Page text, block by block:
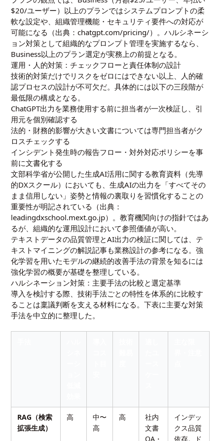
$20/ユーザー）以上のプランではシステムプロンプトの柔
軟な設定や、組織管理機能・セキュリティ要件への対応が
可能になる（出典：chatgpt.com/pricing/）。ハルシネーシ
ョン対策として組織的なプロンプト管理を実施するなら、
Business以上のプラン選定が実務上の前提となる。
運用・人的対策：チェックフローと責任体制の設計
技術的対策だけでリスクをゼロにはできない以上、人的確
認プロセスの設計が不可欠だ。具体的には以下の三段階が
最低限の構成となる。
ChatGPT出力を業務使用する前に担当者が一次検証し、引
用元を個別確認する
法的・財務的影響が大きい文書については専門担当者がク
ロスチェックする
インシデント発生時の報告フロー・対外対応ポリシーを事
前に文書化する
文部科学省が公開した生成AI活用に関する教育資料（先導
的DXスクール）においても、生成AIの出力を「すべてその
まま信用しない」姿勢と情報の裏取りを習慣化することの
重要性が明記されている（出典：
leadingdxschool.mext.go.jp）。教育機関向けの指針ではあ
るが、組織的な運用設計において参照価値が高い。
テキストデータの品質管理とAI出力の検証に関しては、 テ
キストマイニングの解説記事も業務設計の参考になる。強
化学習を用いたモデルの継続的改善手法の背景を知るには
強化学習の概要が基礎を整理している。
ハルシネーション対策：主要手法の比較と選定基準
導入を検討する際、技術手法ごとの特性を体系的に比較す
ることは稟議判断を支える材料になる。下表に主要な対策
手法を中立的に整理した。
RAG（検索
拡張生成）
高
中〜
高
高
社内
文書
QA・
インデッ
クス品質
依存。ド